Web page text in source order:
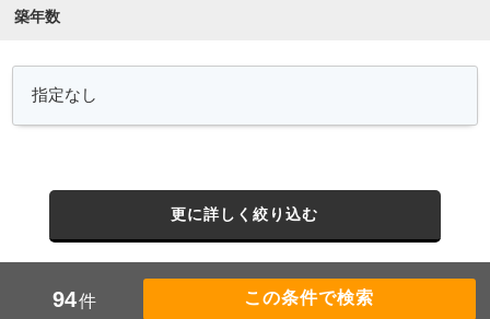
築年数
更に詳しく絞り込む
94件